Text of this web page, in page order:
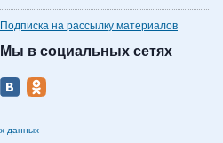
Подписка на рассылку материалов
Мы в социальных сетях
данных